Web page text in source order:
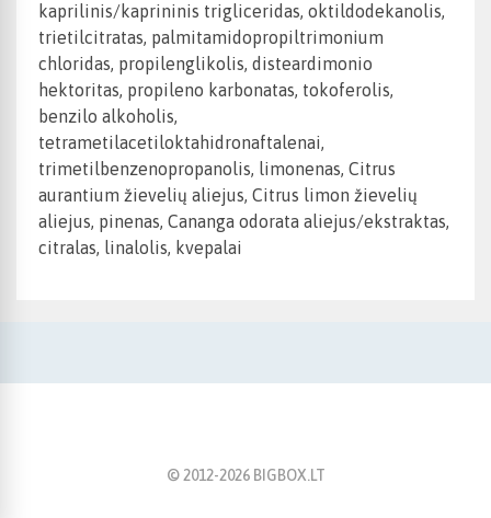
kaprilinis/kaprininis trigliceridas, oktildodekanolis,
trietilcitratas, palmitamidopropiltrimonium
chloridas, propilenglikolis, disteardimonio
hektoritas, propileno karbonatas, tokoferolis,
benzilo alkoholis,
tetrametilacetiloktahidronaftalenai,
trimetilbenzenopropanolis, limonenas, Citrus
aurantium žievelių aliejus, Citrus limon žievelių
aliejus, pinenas, Cananga odorata aliejus/ekstraktas,
citralas, linalolis, kvepalai
© 2012-2026BIGBOX.LT